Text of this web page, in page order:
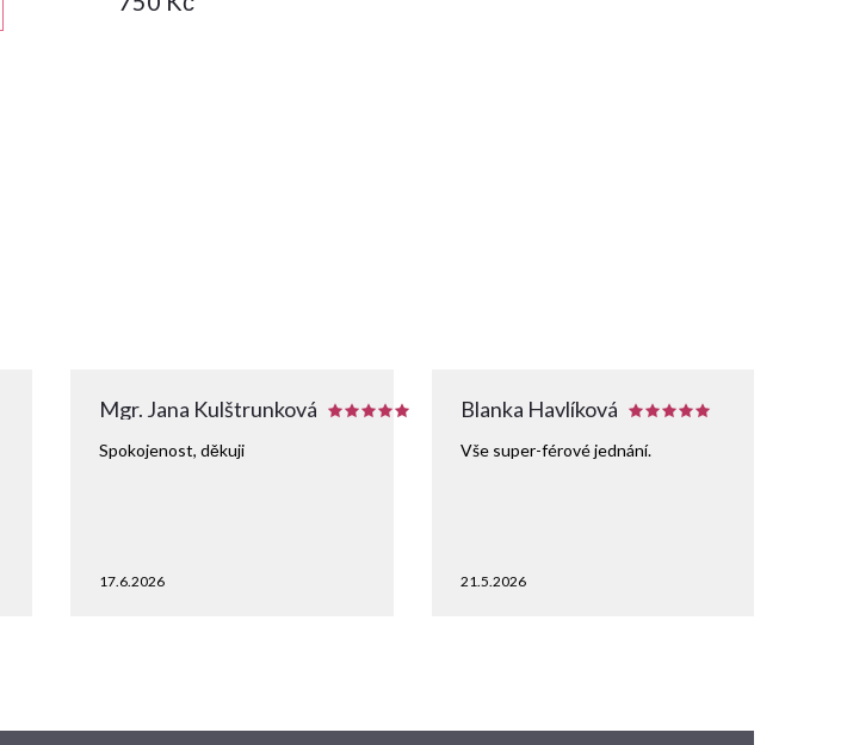
Mgr. Jana Kulštrunková
17.6.2026
Spokojenost, děkuji
Blanka Havlíková
21.5.2026
Vše super-férové jednání.